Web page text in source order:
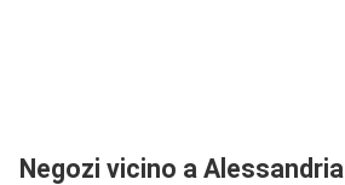
Negozi vicino a Alessandria